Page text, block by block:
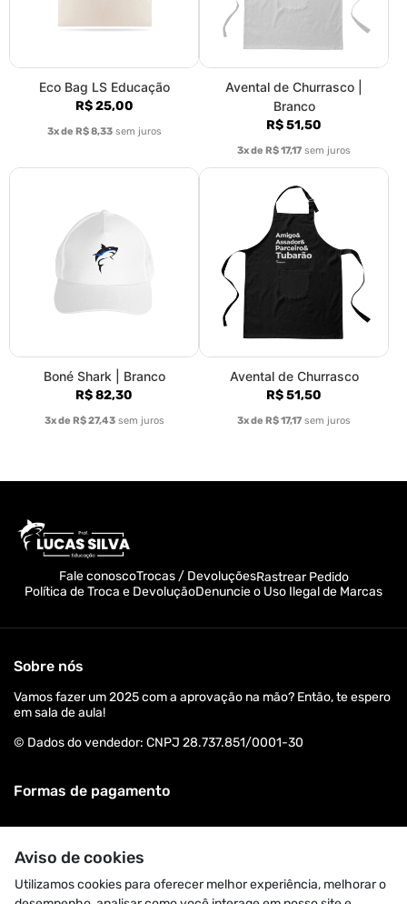
Eco Bag LS Educação
R$ 25,00
3x de R$ 8,33sem juros
Avental de Churrasco |
Branco
R$ 51,50
3x de R$ 17,17 sem juros
Boné Shark | Branco
R$ 82,30
3x de R$ 27,43sem juros
Avental de Churrasco
R$ 51,50
3x de R$ 17,17 sem juros
Aviso de cookies
Utilizamos cookies para oferecer melhor experiência, melhorar o
Fale conoscoTrocas / DevoluçõesRastrear Pedido
Política de Troca e DevoluçãoDenuncie o Uso Ilegal de Marcas
Sobre nós
Vamos fazer um 2025 com a aprovação na mão? Então, te espero
em sala de aula!
© Dados do vendedor: CNPJ 28.737.851/0001-30
Formas de pagamento